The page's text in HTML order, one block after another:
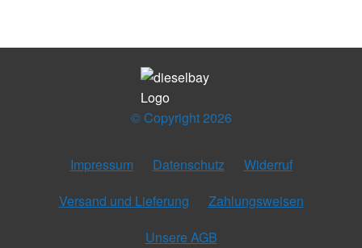
© Copyright 2026
Impressum Datenschutz
Widerruf
Versand und Lieferung
Zahlungsweisen
Unsere AGB